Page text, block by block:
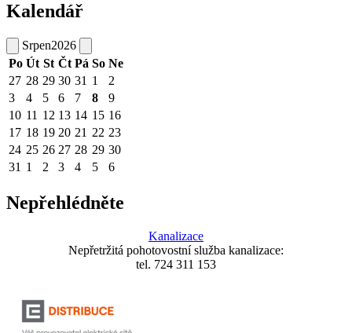
Kalendář
Srpen2026
Po Út St Čt Pá So Ne
27 28 29 30 31 1
2
3
4 5 6 7 8
9
10 11 12 13 14 15 16
17 18 19 20 21 22 23
24 25 26 27 28 29 30
31 1 2 3 4 5 6
Nepřehlédněte
Kanalizace
Nepřetržitá pohotovostní služba kanalizace:
tel. 724 311 153